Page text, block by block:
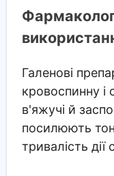
Галенові
кровоспинну і
в'яжучі й
посилюють
тривалість дії